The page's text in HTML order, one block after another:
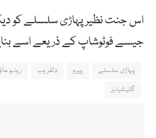
اس جنت نظیر پہاڑی سلسلے کو
جیسے فوٹوشاپ کے ذریعے اسے
پہاڑی سلسلے پیرو دلفریب رینبو
گلیشیئرز